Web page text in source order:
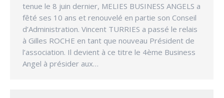
tenue le 8 juin dernier, MELIES BUSINESS ANGELS a
fêté ses 10 ans et renouvelé en partie son Conseil
d’Administration. Vincent TURRIES a passé le relais
à Gilles ROCHE en tant que nouveau Président de
l’association. Il devient à ce titre le 4ème Business
Angel à présider aux…